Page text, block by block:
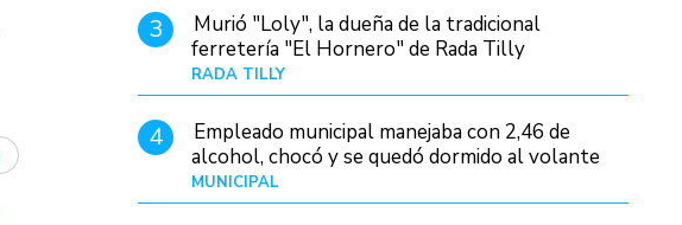
3
Murió "Loly", la dueña de la tradicional
ferretería "El Hornero" de Rada Tilly
RADA TILLY
4
Empleado municipal manejaba con 2,46 de
alcohol, chocó y se quedó dormido al volante
MUNICIPAL